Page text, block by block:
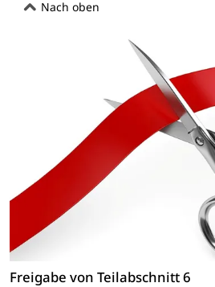
Nach oben
Freigabe von Teilabschnitt 6